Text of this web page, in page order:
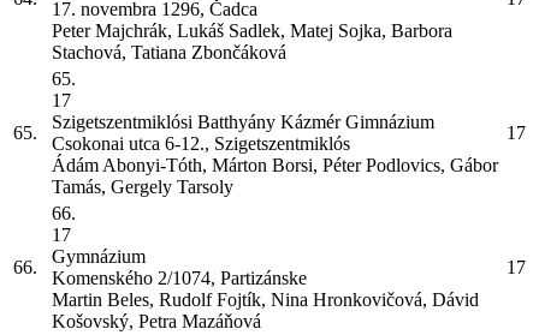
17. novembra 1296, Čadca
Peter Majchrák, Lukáš Sadlek, Matej Sojka, Barbora
Stachová, Tatiana Zbončáková
65.
65.
17
Szigetszentmiklósi Batthyány Kázmér Gimnázium
Csokonai utca 6-12., Szigetszentmiklós
Ádám Abonyi-Tóth, Márton Borsi, Péter Podlovics, Gábor
Tamás, Gergely Tarsoly
17
66.
66.
17
Gymnázium
Komenského 2/1074, Partizánske
Martin Beles, Rudolf Fojtík, Nina Hronkovičová, Dávid
Košovský, Petra Mazáňová
17